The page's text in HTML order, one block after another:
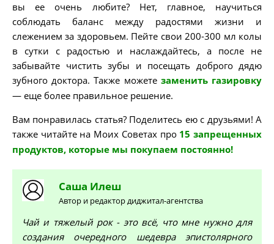
вы ее очень любите? Нет, главное, научиться
соблюдать баланс между радостями жизни и
слежением за здоровьем. Пейте свои 200-300 мл колы
в сутки с радостью и наслаждайтесь, а после не
забывайте чистить зубы и посещать доброго дядю
зубного доктора. Также можете заменить газировку
— еще более правильное решение.
Вам понравилась статья? Поделитесь ею с друзьями! А
также читайте на Моих Советах про15 запрещенных
продуктов, которые мы покупаем постоянно!
Саша Илеш
Автор и редактор диджитал-агентства
Чай и тяжелый рок - это всё, что мне нужно для
создания очередного шедевра эпистолярного